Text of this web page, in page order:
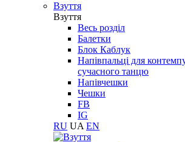
Взуття
Взуття
Весь розділ
Балетки
Блок Каблук
Напівпальці для
сучасного танцю
Напівчешки
Чешки
FB
IG
RU UA EN